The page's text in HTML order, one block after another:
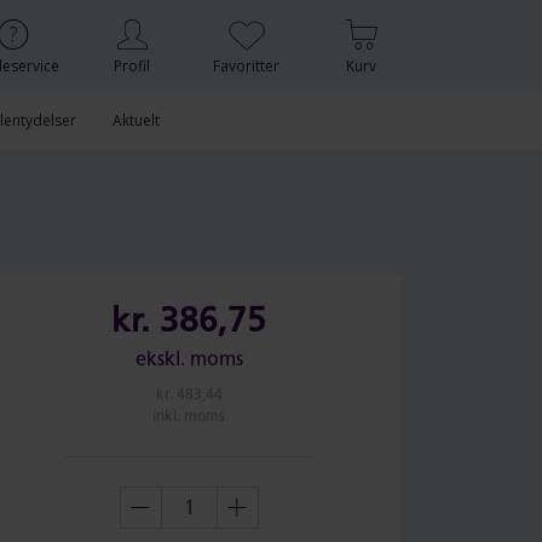
Profil Favoritter Kurv
Aktuelt
kr. 386,75
ekskl. moms